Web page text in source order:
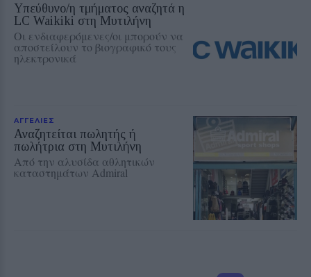
Υπεύθυνο/η τμήματος αναζητά η
LC Waikiki στη Μυτιλήνη
Οι ενδιαφερόμενες/οι μπορούν να
αποστείλουν το βιογραφικό τους
ηλεκτρονικά
ΑΓΓΕΛΙΕΣ
Αναζητείται πωλητής ή
πωλήτρια στη Μυτιλήνη
Από την αλυσίδα αθλητικών
καταστημάτων Admiral